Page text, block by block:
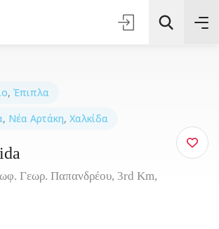
, Έπιπλα
, Νέα Αρτάκη, Χαλκίδα
Γεωρ. Παπανδρέου, 3rd Km,